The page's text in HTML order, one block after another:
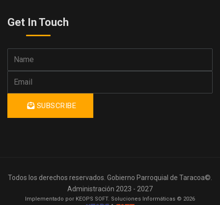
Get In Touch
SUBSCRIBE
Todos los derechos reservados. Gobierno Parroquial de Taracoa©.
Administración 2023 - 2027
Implementado por KEOPS SOFT. Soluciones Informáticas © 2026